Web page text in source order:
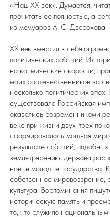
«Наш ХХ век». Думается,
прочитать ее полностью, а
из мемуаров А. С. Дзасохова.
XX век вместил в себя
политических событий.
на космические скорости,
моих соотечественников за
несколько политических
существовала Российская
оказались современниками
веке при жизни двух-трех
сформировалась мощная
результате событий,
землетрясению, держава
новые молодые государства.
собственное мировоззрение,
культура. Воспоминания
историческую память и
то, что служило